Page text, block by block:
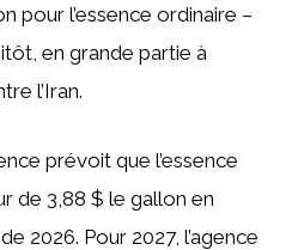
pour l’essence ordinaire –
en grande partie à
l’Iran.
prévoit que l’essence
de 3,88 $ le gallon en
2026. Pour 2027, l’agence